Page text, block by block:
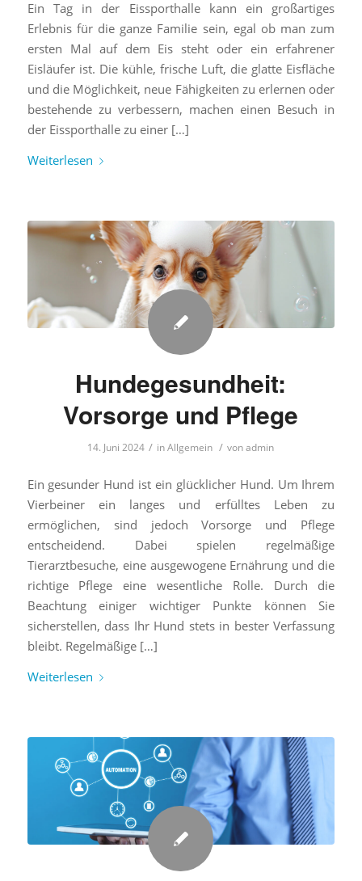
Ein Tag in der Eissporthalle kann ein großartiges
Erlebnis für die ganze Familie sein, egal ob man zum
ersten Mal auf dem Eis steht oder ein erfahrener
Eisläufer ist. Die kühle, frische Luft, die glatte Eisfläche
und die Möglichkeit, neue Fähigkeiten zu erlernen oder
bestehende zu verbessern, machen einen Besuch in
der Eissporthalle zu einer […]
Weiterlesen
Hundegesundheit:
Vorsorge und Pflege
14. Juni 2024 / inAllgemein / vonadmin
Ein gesunder Hund ist ein glücklicher Hund. Um Ihrem
Vierbeiner ein langes und erfülltes Leben zu
ermöglichen, sind jedoch Vorsorge und Pflege
entscheidend. Dabei spielen regelmäßige
Tierarztbesuche, eine ausgewogene Ernährung und die
richtige Pflege eine wesentliche Rolle. Durch die
Beachtung einiger wichtiger Punkte können Sie
sicherstellen, dass Ihr Hund stets in bester Verfassung
bleibt. Regelmäßige […]
Weiterlesen